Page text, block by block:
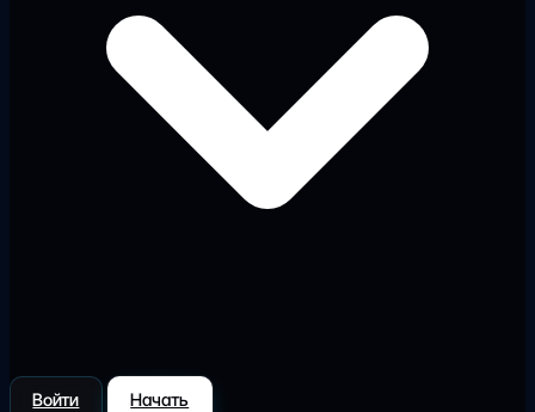
Войти Начать